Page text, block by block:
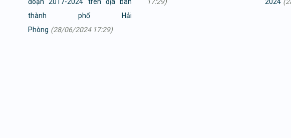
thành phố Hải
Phòng (28/06/2024 17:29)